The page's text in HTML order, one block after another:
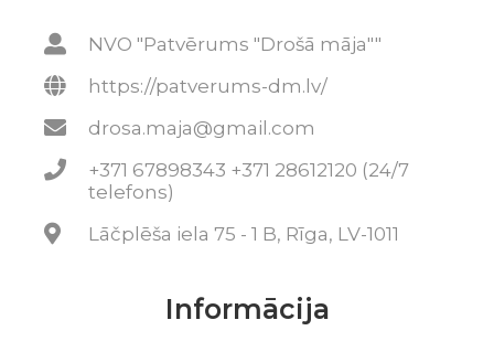
NVO "Patvērums "Drošā māja""
https://patverums-dm.lv/
drosa.maja@gmail.com
+371 67898343 +371 28612120 (24/7
telefons)
Lāčplēša iela 75 - 1 B, Rīga, LV-1011
Informācija